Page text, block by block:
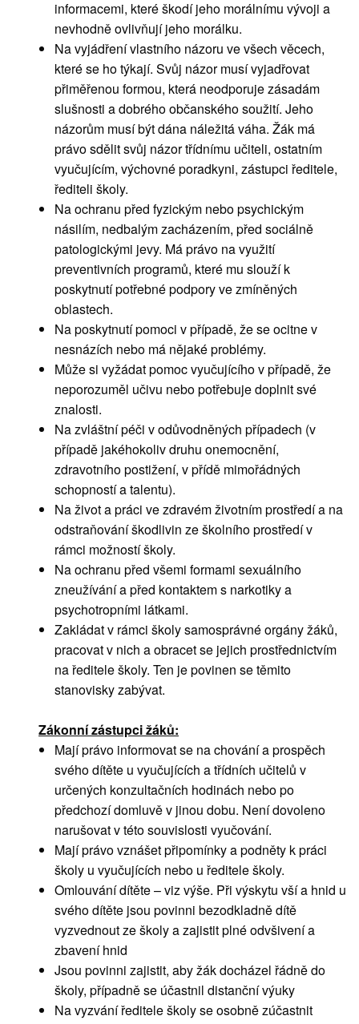
informacemi, které škodí jeho morálnímu vývoji a
nevhodně ovlivňují jeho morálku.
Na vyjádření vlastního názoru ve všech věcech,
které se ho týkají. Svůj názor musí vyjadřovat
přiměřenou formou, která neodporuje zásadám
slušnosti a dobrého občanského soužití. Jeho
názorům musí být dána náležitá váha. Žák má
právo sdělit svůj názor třídnímu učiteli, ostatním
vyučujícím, výchovné poradkyni, zástupci ředitele,
řediteli školy.
Na ochranu před fyzickým nebo psychickým
násilím, nedbalým zacházením, před sociálně
patologickými jevy. Má právo na využití
preventivních programů, které mu slouží k
poskytnutí potřebné podpory ve zmíněných
oblastech.
Na poskytnutí pomoci v případě, že se ocitne v
nesnázích nebo má nějaké problémy.
Může si vyžádat pomoc vyučujícího v případě, že
neporozuměl učivu nebo potřebuje doplnit své
znalosti.
Na zvláštní péči v odůvodněných případech (v
případě jakéhokoliv druhu onemocnění,
zdravotního postižení, v přídě mimořádných
schopností a talentu).
Na život a práci ve zdravém životním prostředí a na
odstraňování škodlivin ze školního prostředí v
rámci možností školy.
Na ochranu před všemi formami sexuálního
zneužívání a před kontaktem s narkotiky a
psychotropními látkami.
Zakládat v rámci školy samosprávné orgány žáků,
pracovat v nich a obracet se jejich prostřednictvím
na ředitele školy. Ten je povinen se těmito
stanovisky zabývat.
Zákonní zástupci žáků:
Mají právo informovat se na chování a prospěch
svého dítěte u vyučujících a třídních učitelů v
určených konzultačních hodinách nebo po
předchozí domluvě v jinou dobu. Není dovoleno
narušovat v této souvislosti vyučování.
Mají právo vznášet připomínky a podněty k práci
školy u vyučujících nebo u ředitele školy.
Omlouvání dítěte – viz výše. Při výskytu vší a hnid u
svého dítěte jsou povinni bezodkladně dítě
vyzvednout ze školy a zajistit plné odvšivení a
zbavení hnid
Jsou povinni zajistit, aby žák docházel řádně do
školy, případně se účastnil distanční výuky
Na vyzvání ředitele školy se osobně zúčastnit